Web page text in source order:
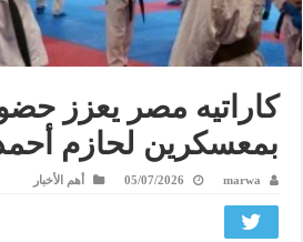
كاراتيه مصر يعزز
بمعسكرين لحازم
marwa
05/07/2026 أهم الأخبار